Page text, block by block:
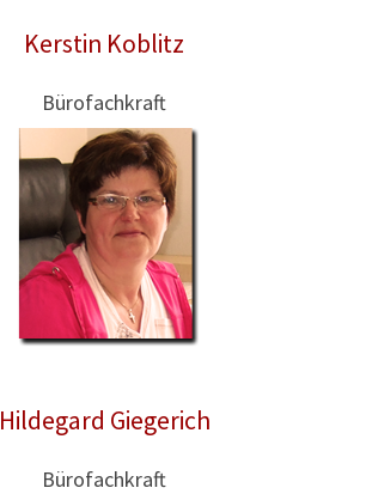
Kerstin Koblitz
Bürofachkraft
Hildegard Giegerich
Bürofachkraft